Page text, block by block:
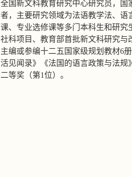
全国新文科教育研究中心研究员，
者，主要研究领域为法语教学法、
课、专业选修课等多门本科生和研究
社科项目、教育部首批新文科研究与
主编或参编十二五国家级规划教材6
活见闻录》《法国的语言政策与法
二等奖（第1位）。